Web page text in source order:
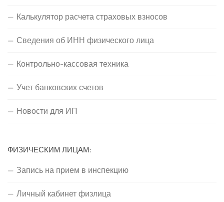
Калькулятор расчета страховых взносов
Сведения об ИНН физического лица
Контрольно-кассовая техника
Учет банковских счетов
Новости для ИП
ФИЗИЧЕСКИМ ЛИЦАМ:
Запись на прием в инспекцию
Личный кабинет физлица